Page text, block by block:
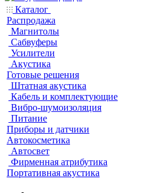
Каталог
Распродажа
Магнитолы
Сабвуферы
Усилители
Акустика
Готовые решения
Штатная акустика
Кабель и комплектующие
Вибро-шумоизоляция
Питание
Приборы и датчики
Автокосметика
Автосвет
Фирменная атрибутика
Портативная акустика